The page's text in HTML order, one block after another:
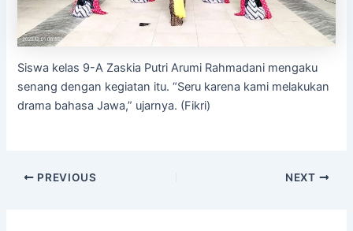
Siswa kelas 9-A Zaskia Putri Arumi Rahmadani mengaku
senang dengan kegiatan itu. “Seru karena kami melakukan
drama bahasa Jawa,” ujarnya. (Fikri)
PREVIOUS NEXT